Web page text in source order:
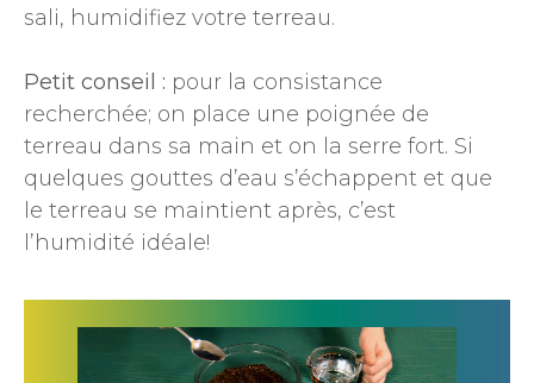
sali, humidifiez votre terreau.
Petit conseil : pour la consistance
recherchée; on place une poignée de
terreau dans sa main et on la serre fort. Si
quelques gouttes d’eau s’échappent et que
le terreau se maintient après, c’est
l’humidité idéale!